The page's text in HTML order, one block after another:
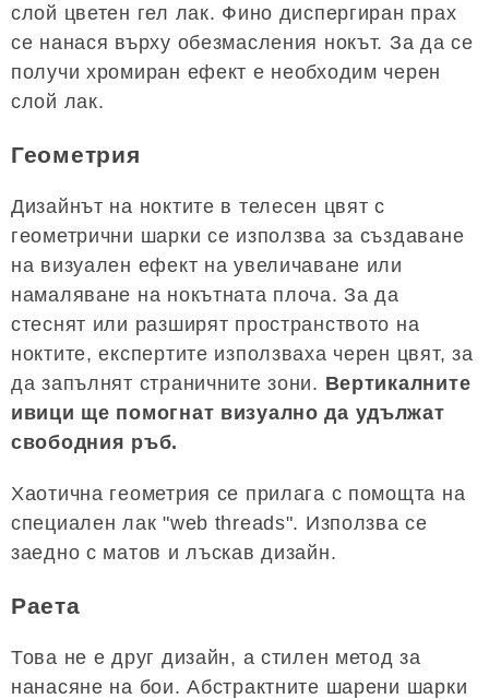
слой цветен гел лак. Фино диспергиран прах
се нанася върху обезмасления нокът. За да се
получи хромиран ефект е необходим черен
слой лак.
Геометрия
Дизайнът на ноктите в телесен цвят с
геометрични шарки се използва за създаване
на визуален ефект на увеличаване или
намаляване на нокътната плоча. За да
стеснят или разширят пространството на
ноктите, експертите използваха черен цвят, за
да запълнят страничните зони. Вертикалните
ивици ще помогнат визуално да удължат
свободния ръб.
Хаотична геометрия се прилага с помощта на
специален лак "web threads". Използва се
заедно с матов и лъскав дизайн.
Раета
Това не е друг дизайн, а стилен метод за
нанасяне на бои. Абстрактните шарени шарки